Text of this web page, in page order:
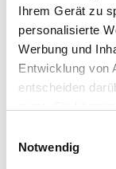
Ihrem Gerät zu
personalisierte
Werbung und
Entwicklung von
entscheiden
Trigger Symbol
Notwendig
/50
2003 |
Volkswagen New
9 900 €